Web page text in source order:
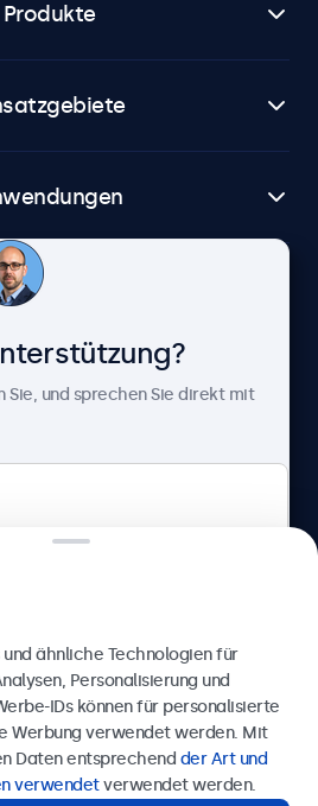
Produkte
549, 8048 Zürich, Schweiz
Sie, und sprechen Sie direkt mit
senden
unter+41 43 50 80 772
ähnliche Technologien für
Personalisierung und
IDs können für personalisierte
Werbung verwendet werden. Mit
Daten entsprechend der Art und
verwendetverwendet werden.